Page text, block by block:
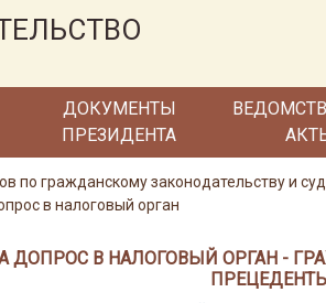
ДОКУМЕНТЫ
ПРЕЗИДЕНТА
по гражданскому законодательству и
в налоговый орган
ДОПРОС В НАЛОГОВЫЙ ОРГАН -